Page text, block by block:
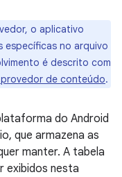
o aplicativo
específicas no arquivo
é descrito com
provedor de conteúdo.
do Android
que armazena as
manter. A tabela
exibidos nesta